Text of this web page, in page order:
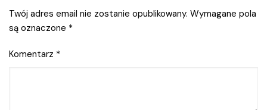
Twój adres email nie zostanie opublikowany. Wymagane pola
są oznaczone *
Komentarz *